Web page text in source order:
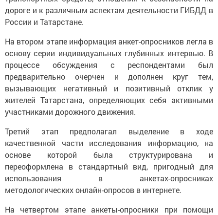
дороге и к различным аспектам деятельности ГИБДД в
России и Татарстане.
На втором этапе информация анкет-опросников легла в
основу серии индивидуальных глубинных интервью. В
процессе обсуждения с респондентами был
предварительно очерчен и дополнен круг тем,
вызывающих негативный и позитивный отклик у
жителей Татарстана, определяющих себя активными
участниками дорожного движения.
Третий этап предполагал выделение в ходе
качественной части исследования информацию, на
основе которой была структурирована и
переоформлена в стандартный вид, пригодный для
использования в анкетах-опросниках
методологических онлайн-опросов в интернете.
На четвертом этапе анкеты-опросники при помощи